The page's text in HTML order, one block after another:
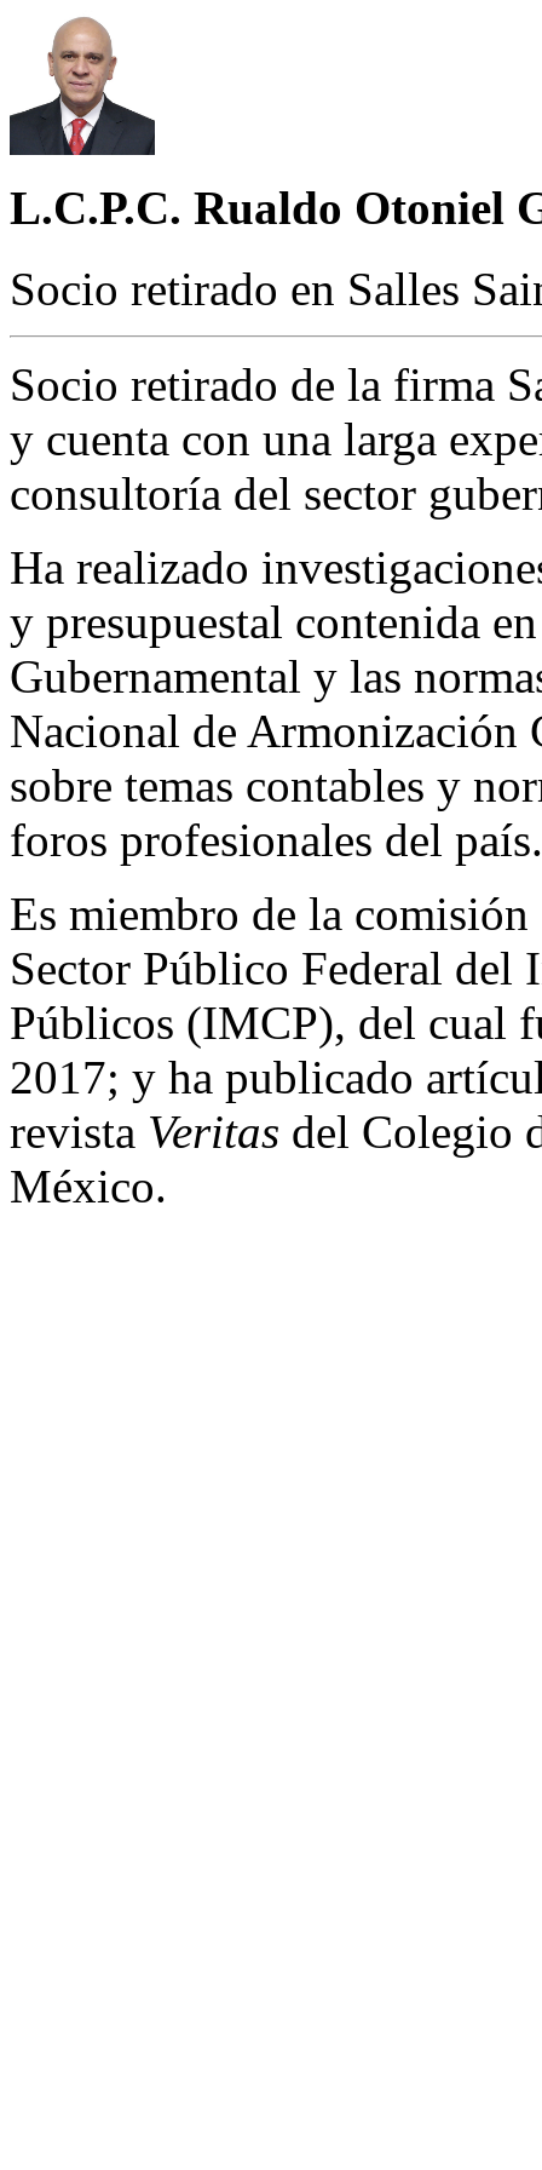
L.C.P.C. Rualdo Otoniel
Socio retirado en Salles
Socio retirado de la firma
y cuenta con una larga
consultoría del sector
Ha realizado
y presupuestal contenida
Gubernamental y las
Nacional de Armonización
sobre temas contables y
foros profesionales del país.
Es miembro de la
Sector Público Federal del
Públicos (IMCP), del cual
2017; y ha publicado
revista Veritas del Colegio
México.